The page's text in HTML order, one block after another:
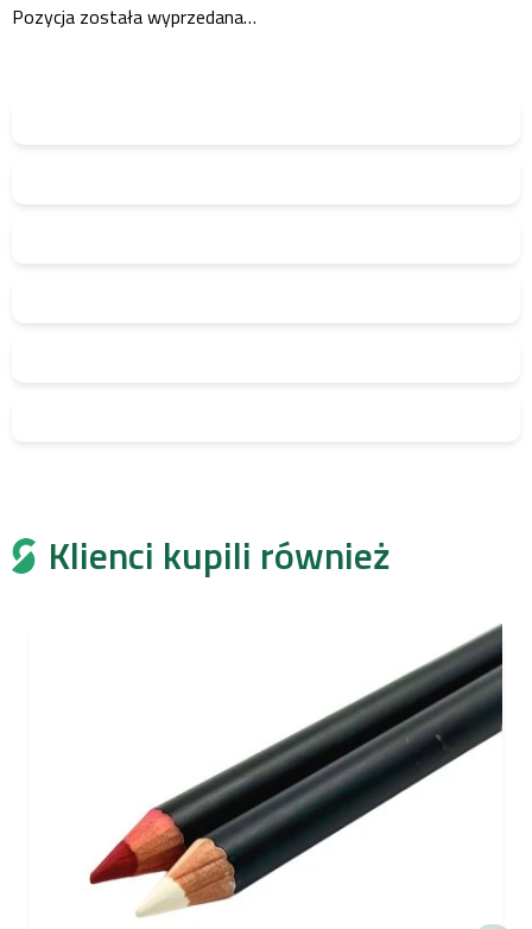
Pozycja została wyprzedana…
Klienci kupili również